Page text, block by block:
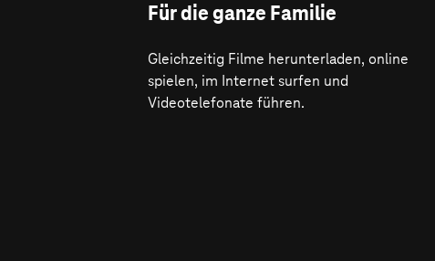
Für die ganze Familie
Gleichzeitig Filme herunterladen, online
spielen, im Internet surfen und
Videotelefonate führen.